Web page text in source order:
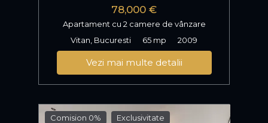
78,000 €
Apartament cu 2 camere de vânzare
Vitan, Bucuresti
65 mp 2009
Vezi mai multe detalii
Comision 0% Exclusivitate